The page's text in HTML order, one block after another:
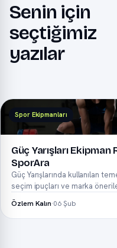
Senin için
seçtiğimiz
yazılar
Spor Ekipmanları
Güç Yarışları Ekipman
SporAra
Güç Yarışlarında kullanılan
seçim ipuçları ve marka
Özlem Kalın·06 Şub